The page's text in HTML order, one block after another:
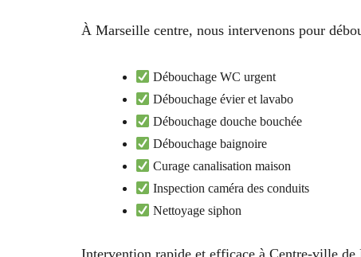
À Marseille centre, nous intervenons pour
Débouchage WC urgent
Débouchage évier et lavabo
Débouchage douche bouchée
Débouchage baignoire
Curage canalisation maison
Inspection caméra des conduits
Nettoyage siphon